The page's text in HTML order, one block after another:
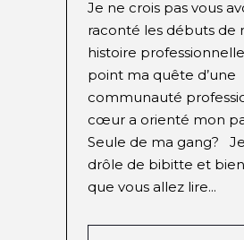
Je ne crois pas vous
raconté les débuts de
histoire
point ma quête d’une
communauté
cœur a orienté mon
Seule de ma gang?
drôle de bibitte et
que vous allez lire...